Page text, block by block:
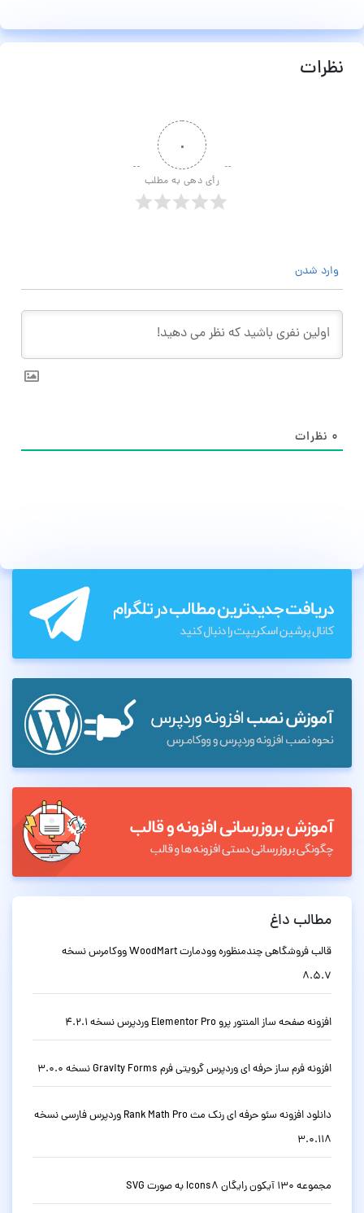
نظرات
۰
رأی دهی به مطلب
وارد شدن
۰ نظرات
مطالب داغ
قالب فروشگاهی چندمنظوره وودمارت WoodMart ووکامرس نسخه
8.5.7
افزونه صفحه ساز المنتور پرو Elementor Pro وردپرس نسخه 4.2.1
افزونه فرم ساز حرفه ای وردپرس گرویتی فرم Gravity Forms نسخه 3.0.0
دانلود افزونه سئو حرفه ای رنک مث Rank Math Pro وردپرس فارسی نسخه
3.0.118
مجموعه 130 آیکون رایگان Icons8 به صورت SVG